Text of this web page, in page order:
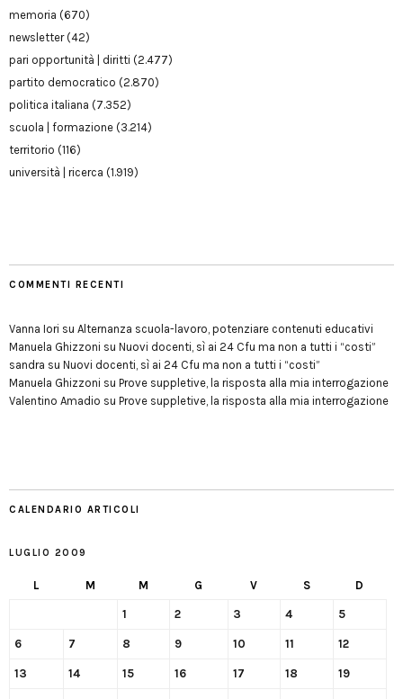
memoria (670)
newsletter(42)
pari opportunità | diritti (2.477)
partito democratico (2.870)
politica italiana (7.352)
scuola | formazione (3.214)
territorio (116)
università | ricerca (1.919)
COMMENTI RECENTI
Vanna Iori su Alternanza scuola-lavoro, potenziare contenuti educativi
Manuela Ghizzoni su Nuovi docenti, sì ai 24 Cfu ma non a tutti i “costi”
sandra su Nuovi docenti, sì ai 24 Cfu ma non a tutti i “costi”
Manuela Ghizzoni su Prove suppletive, la risposta alla mia interrogazione
Valentino Amadio su Prove suppletive, la risposta alla mia interrogazione
CALENDARIO ARTICOLI
LUGLIO 2009
L M M G V S D
1 2 3 4 5
6 7 8 9 10 11 12
13 14 15 16 17 18 19